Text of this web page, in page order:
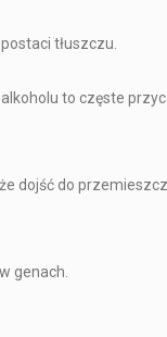
tłuszczu.
to częste
dojść do
genach.